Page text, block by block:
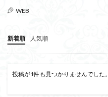
WEB
新着順 人気順
投稿が1件も見つかりませんでした。